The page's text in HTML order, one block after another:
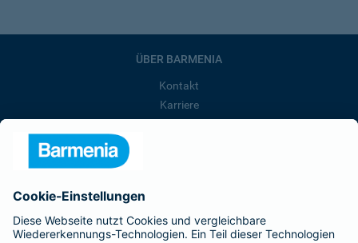
ÜBER BARMENIA
Kontakt
Karriere
Barmenia ist Teil der BarmeniaGothaer
BELIEBTE SEITEN